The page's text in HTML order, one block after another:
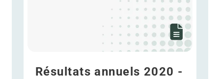
Résultats annuels 2020 -